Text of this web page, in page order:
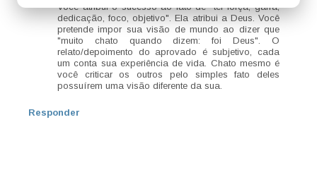
Você atribui o sucesso ao fato de "ter força, garra,
dedicação, foco, objetivo". Ela atribui a Deus. Você
pretende impor sua visão de mundo ao dizer que
"muito chato quando dizem: foi Deus". O
relato/depoimento do aprovado é subjetivo, cada
um conta sua experiência de vida. Chato mesmo é
você criticar os outros pelo simples fato deles
possuírem uma visão diferente da sua.
Responder